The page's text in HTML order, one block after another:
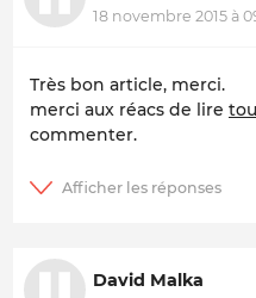
18 novembre 2015 à
Très bon article, merci.
merci aux réacs de lire
commenter.
David Malka